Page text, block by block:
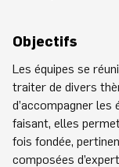
Objectifs
Les équipes se
traiter de divers
d’accompagner les
faisant, elles
fois fondée,
composées